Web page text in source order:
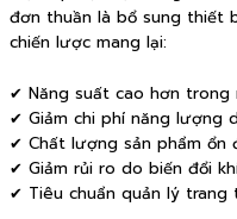
đơn thuần là bổ sung thiết
chiến lược mang lại:
✔ Năng suất cao hơn trong
✔ Giảm chi phí năng lượng
✔ Chất lượng sản phẩm ổn
✔ Giảm rủi ro do biến đổi
✔ Tiêu chuẩn quản lý trang